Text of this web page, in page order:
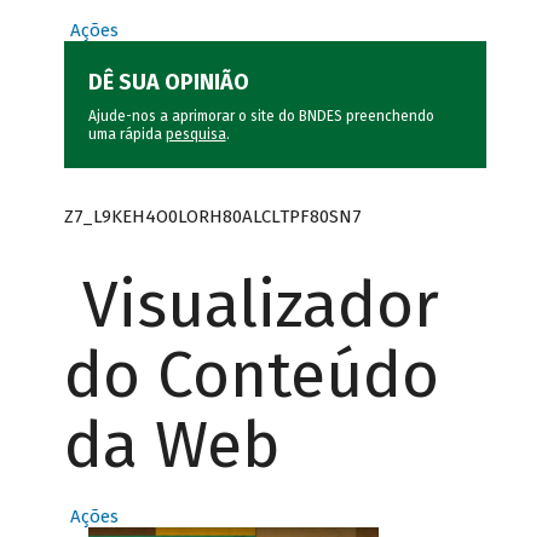
Ações
DÊ SUA OPINIÃO
Ajude-nos a aprimorar o site do BNDES preenchendo
uma rápida pesquisa.
Z7_L9KEH4O0LORH80ALCLTPF80SN7
Visualizador
do Conteúdo
da Web
Ações